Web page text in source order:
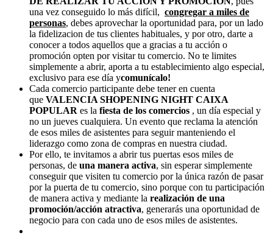
una vez conseguido lo más difícil, congregar a miles de
personas, debes aprovechar la oportunidad para, por un lado
la fidelizacion de tus clientes habituales, y por otro, darte a
conocer a todos aquellos que a gracias a tu acción o
promoción opten por visitar tu comercio. No te limites
simplemente a abrir, aporta a tu establecimiento algo especial,
exclusivo para ese día ycomunícalo!
Cada comercio participante debe tener en cuenta
que VALENCIA SHOPENING NIGHT CAIXA
POPULAR es la fiesta de los comercios , un día especial y
no un jueves cualquiera. Un evento que reclama la atención
de esos miles de asistentes para seguir manteniendo el
liderazgo como zona de compras en nuestra ciudad.
Por ello, te invitamos a abrir tus puertas esos miles de
personas, de una manera activa, sin esperar simplemente
conseguir que visiten tu comercio por la única razón de pasar
por la puerta de tu comercio, sino porque con tu participación
de manera activa y mediante la realización de una
promoción/acción atractiva, generarás una oportunidad de
negocio para con cada uno de esos miles de asistentes.